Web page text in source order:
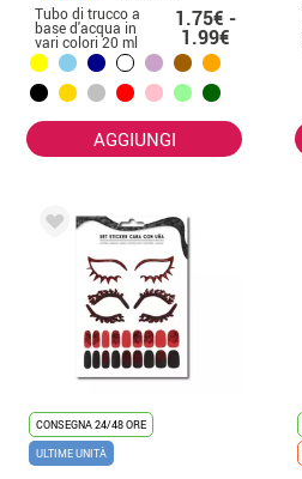
Tubo di trucco a
base d'acqua in
vari colori 20 ml
1.75€ -
1.99€
AGGIUNGI
CONSEGNA 24/48 ORE
ULTIME UNITÀ